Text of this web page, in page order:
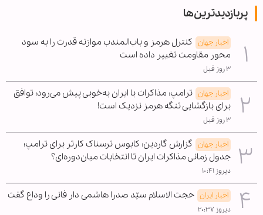
پربازدیدترین‌ها
اخبار جهان کنترل هرمز و باب‌المندب موازنه قدرت را به سود
محور مقاومت تغییر داده است
۳ روز قبل
اخبار جهان ترامپ: مذاکرات با ایران به‌خوبی پیش می‌رود؛ توافق
برای بازگشایی تنگه هرمز نزدیک است!
۳ روز قبل
اخبار جهان گزارش گاردین: کابوس ترسناک کارتر برای ترامپ؛
جدول زمانی مذاکرات ایران تا انتخابات میان‌دوره‌ای؟
دیروز ۱۰:۴۱
اخبار ایران حجت الاسلام سیّد صدرا هاشمی دار فانی را وداع گفت
دیروز ۲۰:۳۷